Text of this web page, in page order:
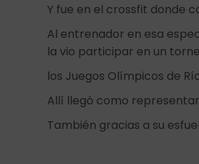
Y fue en el crossfit donde
Al entrenador en esa
la vio participar en un
los Juegos Olímpicos de
Allí llegó como
También gracias a su